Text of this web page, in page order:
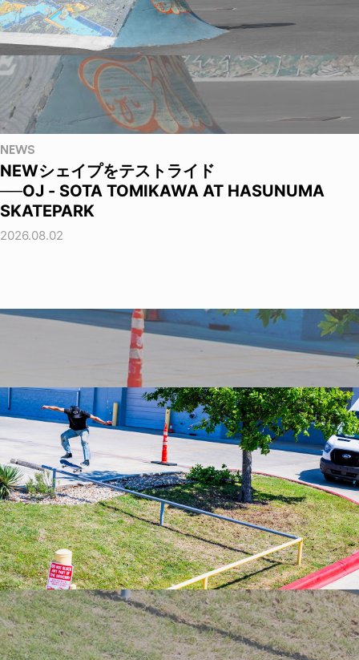
NEWS
NEWシェイプをテストライド
──OJ - SOTA TOMIKAWA AT HASUNUMA
SKATEPARK
2026.08.02